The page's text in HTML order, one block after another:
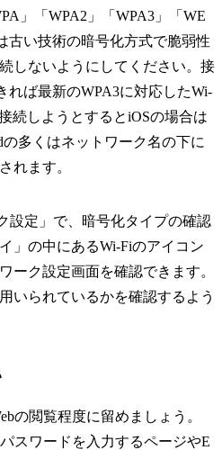
」「WPA2」「WPA3」「WE
古い技術の暗号化方式で脆弱性
しないようにしてください。接
れば最新のWPA3に対応したWi-
続しようとするとiOSの場合は
多くはネットワーク名の下に
れます。
設定」で、暗号化タイプの確認
」の中にあるWi-Fiのアイコン
ーク設定画面を確認できます。
いられているかを確認するよう
の閲覧程度に留めましょう。
スワードを入力するページやE